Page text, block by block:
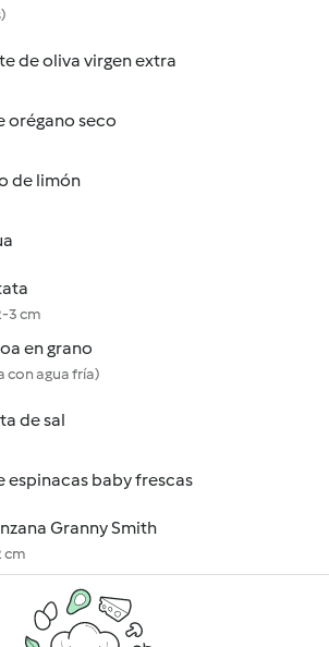
de oliva virgen extra
orégano seco
de limón
3 cm
en grano
con agua fría)
de sal
espinacas baby frescas
Granny Smith
cm